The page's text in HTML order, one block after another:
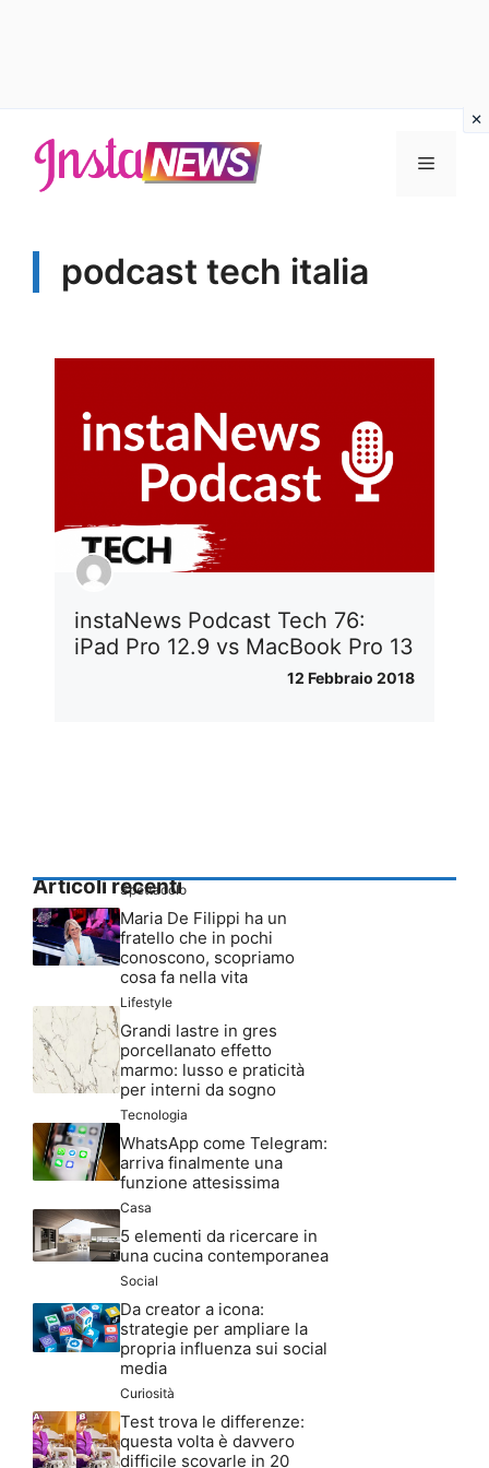
contenuto
Menu
podcast tech italia
instaNews Podcast Tech 76:
iPad Pro 12.9 vs MacBook Pro 13
12 Febbraio 2018
Articoli recenti
Spettacolo
Maria De Filippi ha un
fratello che in pochi
conoscono, scopriamo
cosa fa nella vita
Lifestyle
Grandi lastre in gres
porcellanato effetto
marmo: lusso e praticità
per interni da sogno
Tecnologia
WhatsApp come Telegram:
arriva finalmente una
funzione attesissima
Casa
5 elementi da ricercare in
una cucina contemporanea
Social
Da creator a icona:
strategie per ampliare la
propria influenza sui social
media
Curiosità
Test trova le differenze:
questa volta è davvero
difficile scovarle in 20